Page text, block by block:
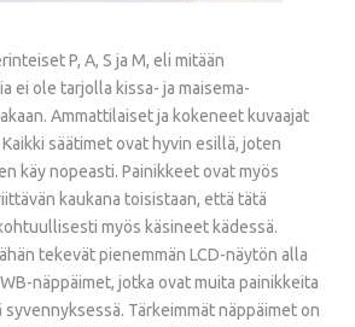
P, A, S ja M, eli mitään
ei ole tarjolla kissa- ja maisema-
Ammattilaiset ja kokeneet kuvaajat
säätimet ovat hyvin esillä, joten
käy nopeasti. Painikkeet ovat myös
kaukana toisistaan, että tätä
myös käsineet kädessä.
tekevät pienemmän LCD-näytön alla
näppäimet, jotka ovat muita painikkeita
Tärkeimmät näppäimet on